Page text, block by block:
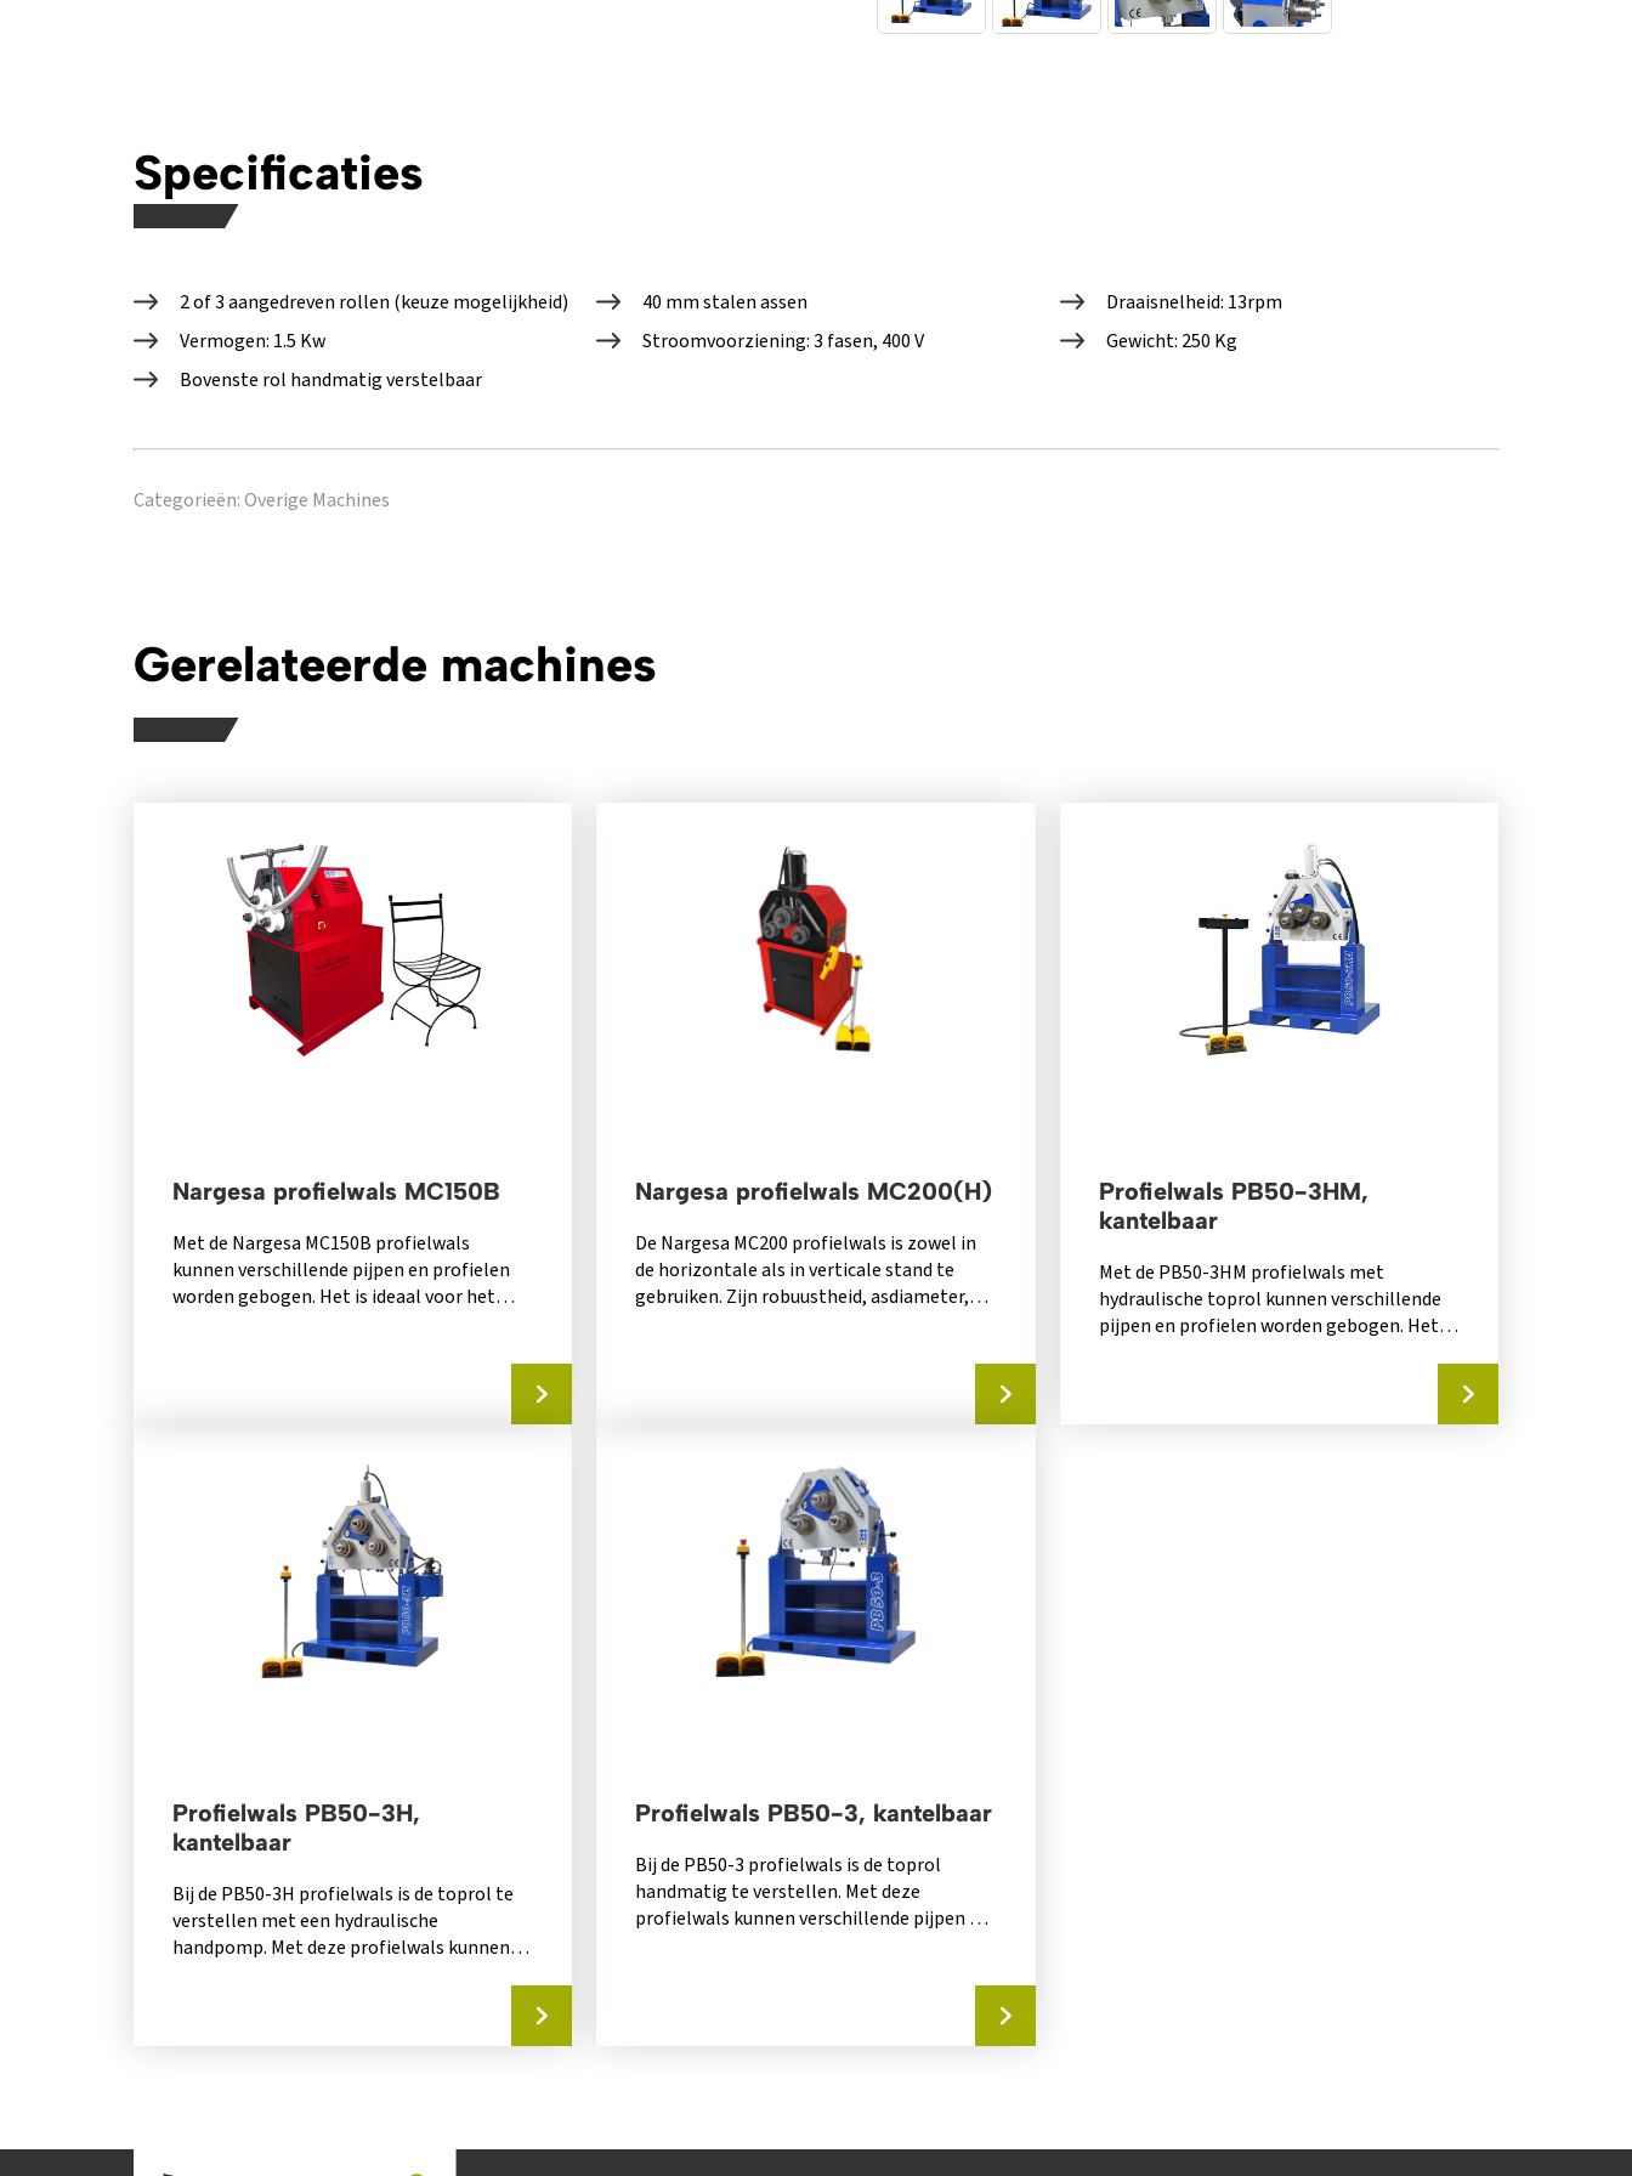
Specificaties
2 of 3 aangedreven rollen (keuze mogelijkheid) 40 mm stalen assen
Draaisnelheid: 13rpm
Vermogen: 1.5 Kw
Stroomvoorziening: 3 fasen, 400 V
Gewicht: 250 Kg
Bovenste rol handmatig verstelbaar
Categorieën:Overige Machines
Gerelateerde machines
Nargesa profielwals MC150B
Met de Nargesa MC150B profielwals
kunnen verschillende pijpen en profielen
worden gebogen. Het is ideaal voor het
Nargesa profielwals MC200(H)
De Nargesa MC200 profielwals is zowel in
de horizontale als in verticale stand te
gebruiken. Zijn robuustheid, asdiameter,
Profielwals PB50-3HM,
kantelbaar
Met de PB50-3HM profielwals met
hydraulische toprol kunnen verschillende
pijpen en profielen worden gebogen. Het is
Profielwals PB50-3H,
kantelbaar
Bij de PB50-3H profielwals is de toprol te
verstellen met een hydraulische
handpomp. Met deze profielwals kunnen
Profielwals PB50-3, kantelbaar
Bij de PB50-3 profielwals is de toprol
handmatig te verstellen. Met deze
profielwals kunnen verschillende pijpen en